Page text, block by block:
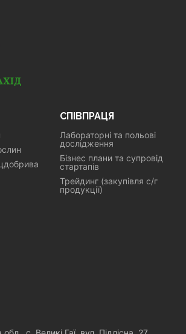
СПІВПРАЦЯ
Лабораторні та польові
дослідження
Бізнес плани та супровід
стартапів
Трейдинг (закупівля с/г
продукції)